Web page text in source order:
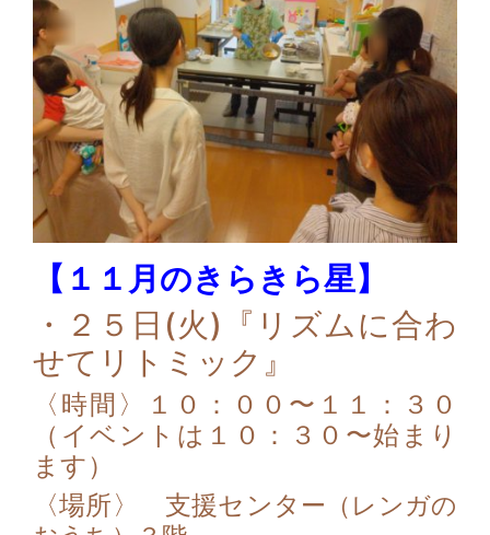
【１１月のきらきら星】
・２５日(火)『リズムに合わ
せてリトミック』
〈時間〉１０：００〜１１：３０
（イベントは１０：３０〜始まり
ます）
〈場所〉 支援センタ ー（レンガの